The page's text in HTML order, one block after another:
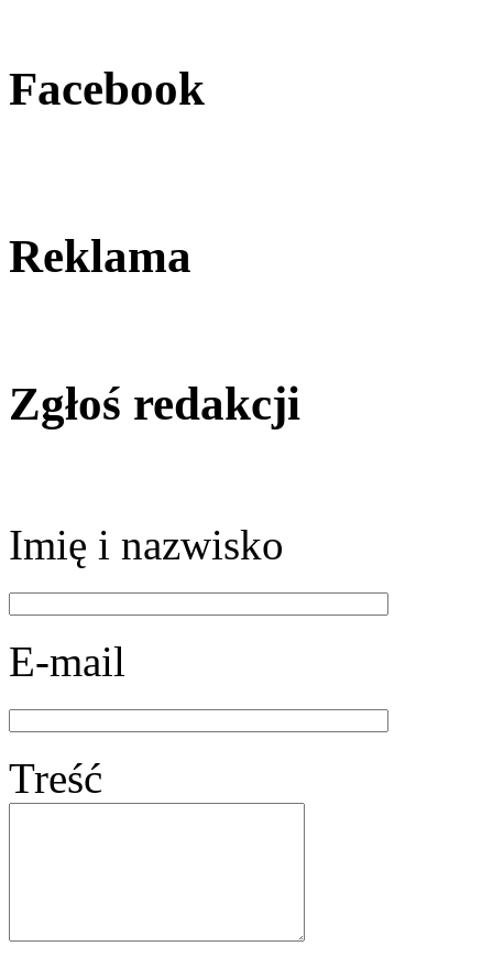
Facebook
Reklama
Zgłoś redakcji
Imię i nazwisko
E-mail
Treść